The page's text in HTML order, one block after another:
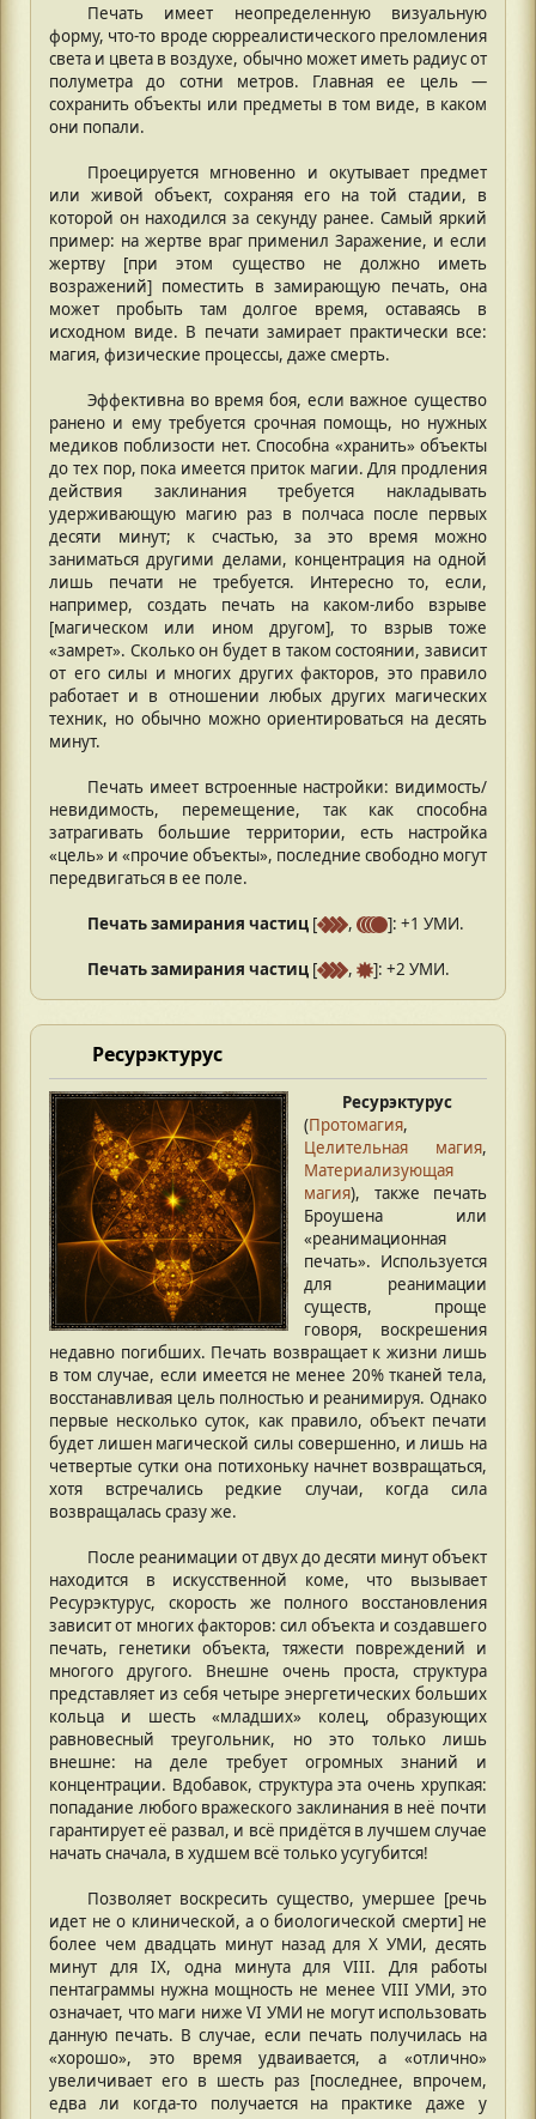
Печать имеет неопределенную визуальную
форму, что-то вроде сюрреалистического преломления
света и цвета в воздухе, обычно может иметь радиус от
полуметра до сотни метров. Главная ее цель —
сохранить объекты или предметы в том виде, в каком
они попали.
Проецируется мгновенно и окутывает предмет
или живой объект, сохраняя его на той стадии, в
которой он находился за секунду ранее. Самый яркий
пример: на жертве враг применил Заражение, и если
жертву [при этом существо не должно иметь
возражений] поместить в замирающую печать, она
может пробыть там долгое время, оставаясь в
исходном виде. В печати замирает практически все:
магия, физические процессы, даже смерть.
Эффективна во время боя, если важное существо
ранено и ему требуется срочная помощь, но нужных
медиков поблизости нет. Способна «хранить» объекты
до тех пор, пока имеется приток магии. Для продления
действия заклинания требуется накладывать
удерживающую магию раз в полчаса после первых
десяти минут; к счастью, за это время можно
заниматься другими делами, концентрация на одной
лишь печати не требуется. Интересно то, если,
например, создать печать на каком-либо взрыве
[магическом или ином другом], то взрыв тоже
«замрет». Сколько он будет в таком состоянии, зависит
от его силы и многих других факторов, это правило
работает и в отношении любых других магических
техник, но обычно можно ориентироваться на десять
минут.
Печать имеет встроенные настройки: видимость/
невидимость, перемещение, так как способна
затрагивать большие территории, есть настройка
«цель» и «прочие объекты», последние свободно могут
передвигаться в ее поле.
Печать замирания частиц [ , ]: +1 УМИ.
Печать замирания частиц [ , ]: +2 УМИ.
Ресурэктурус
Ресурэктурус
(Протомагия,
Целительная магия,
Материализующая
магия), также печать
Броушена или
«реанимационная
печать». Используется
для реанимации
существ, проще
говоря, воскрешения
недавно погибших. Печать возвращает к жизни лишь
в том случае, если имеется не менее 20% тканей тела,
восстанавливая цель полностью и реанимируя. Однако
первые несколько суток, как правило, объект печати
будет лишен магической силы совершенно, и лишь на
четвертые сутки она потихоньку начнет возвращаться,
хотя встречались редкие случаи, когда сила
возвращалась сразу же.
После реанимации от двух до десяти минут объект
находится в искусственной коме, что вызывает
Ресурэктурус, скорость же полного восстановления
зависит от многих факторов: сил объекта и создавшего
печать, генетики объекта, тяжести повреждений и
многого другого. Внешне очень проста, структура
представляет из себя четыре энергетических больших
кольца и шесть «младших» колец, образующих
равновесный треугольник, но это только лишь
внешне: на деле требует огромных знаний и
концентрации. Вдобавок, структура эта очень хрупкая:
попадание любого вражеского заклинания в неё почти
гарантирует её развал, и всё придётся в лучшем случае
начать сначала, в худшем всё только усугубится!
Позволяет воскресить существо, умершее [речь
идет не о клинической, а о биологической смерти] не
более чем двадцать минут назад для X УМИ, десять
минут для IX, одна минута для VIII. Для работы
пентаграммы нужна мощность не менее VIII УМИ, это
означает, что маги ниже VI УМИ не могут использовать
данную печать. В случае, если печать получилась на
«хорошо», это время удваивается, а «отлично»
увеличивает его в шесть раз [последнее, впрочем,
едва ли когда-то получается на практике даже у